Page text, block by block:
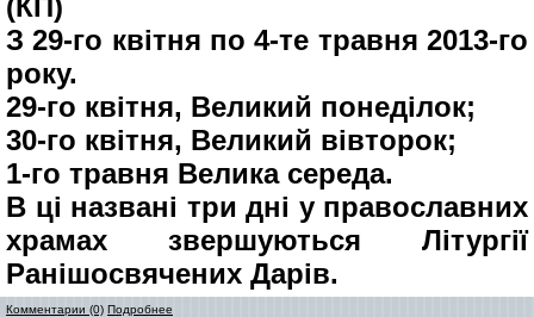
(КП)
З 29-го квітня по 4-те травня 2013-го
року.
29-го квітня, Великий понеділок;
30-го квітня, Великий вівторок;
1-го травня Велика середа.
В ці названі три дні у православних
храмах звершуються Літургії
Ранішосвячених Дарів.
Комментарии (0) Подробнее